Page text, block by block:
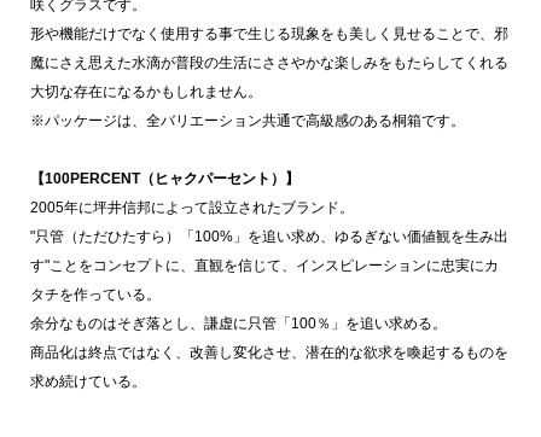
咲くグラスです。
形や機能だけでなく使用する事で生じる現象をも美しく見せることで、邪
魔にさえ思えた水滴が普段の生活にささやかな楽しみをもたらしてくれる
大切な存在になるかもしれません。
※パッケージは、全バリエーション共通で高級感のある桐箱です。
【100PERCENT（ヒャクパーセント）】
2005年に坪井信邦によって設立されたブランド。
"只管（ただひたすら）「100%」を追い求め、ゆるぎない価値観を生み出
す"ことをコンセプトに、直観を信じて、インスピレーションに忠実にカ
タチを作っている。
余分なものはそぎ落とし、謙虚に只管「100％」を追い求める。
商品化は終点ではなく、改善し変化させ、潜在的な欲求を喚起するものを
求め続けている。